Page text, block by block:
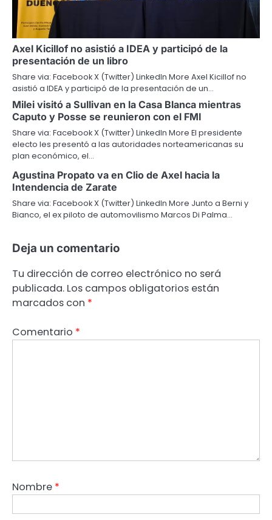
Axel Kicillof no asistió a IDEA y participó de la
presentación de un libro
Share via: Facebook X (Twitter) LinkedIn More Axel Kicillof no
asistió a IDEA y participó de la presentación de un…
Milei visitó a Sullivan en la Casa Blanca mientras
Caputo y Posse se reunieron con el FMI
Share via: Facebook X (Twitter) LinkedIn More El presidente
electo les presentó a las autoridades norteamericanas su
plan económico, el…
Agustina Propato va en Clio de Axel hacia la
Intendencia de Zarate
Share via: Facebook X (Twitter) LinkedIn More Junto a Berni y
Bianco, el ex piloto de automovilismo Marcos Di Palma…
Deja un comentario
Tu dirección de correo electrónico no será
publicada. Los campos obligatorios están
marcados con *
Comentario *
Nombre *